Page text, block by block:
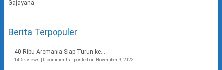
Berita Terpopuler
40 Ribu Aremania Siap Turun ke...
14.5k views | 0 comments | posted on November 9, 2022